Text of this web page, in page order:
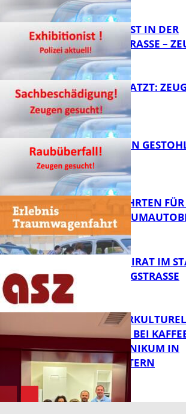
EXHIBITIONIST IN DER
VELMANNSTRASSE –
AUTO ZERKRATZT:
FB News
TEURE KETTEN
GESUCHT!
FB News
SPENDENFAHRTEN
ZWECK –
MELDEN!
FB News
SENIORENBEIRAT IM
IN DER KÖNIGSTRASSE
NEUER
TREFFPUNKT BEI
IM PFALZKLINIKUM IN
KAISERSLAUTERN